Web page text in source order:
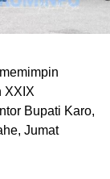
XXIX
Bupati Karo,
Jumat